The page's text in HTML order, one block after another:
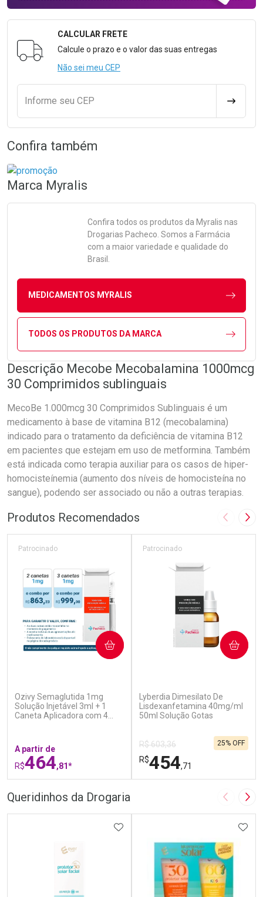
Formulário para Calcular o Frete
CALCULAR FRETE
Calcule o prazo e o valor das suas entregas
Não sei meu CEP
Informe seu CEP
Confira também
Marca Myralis
Confira todos os produtos da Myralis nas
Drogarias Pacheco. Somos a Farmácia
com a maior variedade e qualidade do
Brasil.
MEDICAMENTOS MYRALIS
TODOS OS PRODUTOS DA MARCA
Descrição Mecobe Mecobalamina 1000mcg
30 Comprimidos sublinguais
MecoBe 1.000mcg 30 Comprimidos Sublinguais é um
medicamento à base de vitamina B12 (mecobalamina)
indicado para o tratamento da deficiência de vitamina B12
em pacientes que estejam em uso de metformina. Também
está indicada como terapia auxiliar para os casos de hiper-
homocisteínemia (aumento dos níveis de homocisteína no
sangue), podendo ser associado ou não a outras terapias.
Produtos Recomendados Imagem
Ozivy Semaglutida 1mg
Solução Injetável 3ml + 1
Caneta Aplicadora com 4
Patrocinado
A partir de
R$464,81*
COMPRAR
Lyberdia Dimesilato De
Lisdexanfetamina 40mg/ml
50ml Solução Gotas
Patrocinado
R$ 603,36
R$454,71
25% OFF
COMPRAR
Queridinhos da Drogaria Imagem
ADICIONAR AOS FAVORITOS